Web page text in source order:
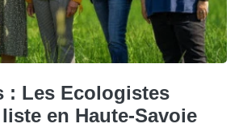
: Les Ecologistes
en Haute-Savoie